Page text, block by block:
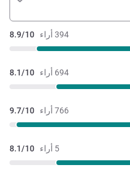
394 أراء 8.9/10
694 أراء 8.1/10
766 أراء 9.7/10
5 أراء 8.1/10